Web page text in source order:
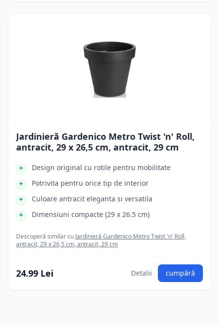
Jardinieră Gardenico Metro Twist 'n' Roll,
antracit, 29 x 26,5 cm, antracit, 29 cm
Design original cu rotile pentru mobilitate
Potrivita pentru orice tip de interior
Culoare antracit eleganta si versatila
Dimensiuni compacte (29 x 26.5 cm)
Descoperă similar cu Jardinieră Gardenico Metro Twist 'n' Roll,
antracit, 29 x 26,5 cm, antracit, 29 cm
24.99 Lei Detalii cumpără